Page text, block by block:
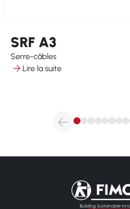
SRF A3
Serre-câbles
Lire la suite
Retour à l'accueil